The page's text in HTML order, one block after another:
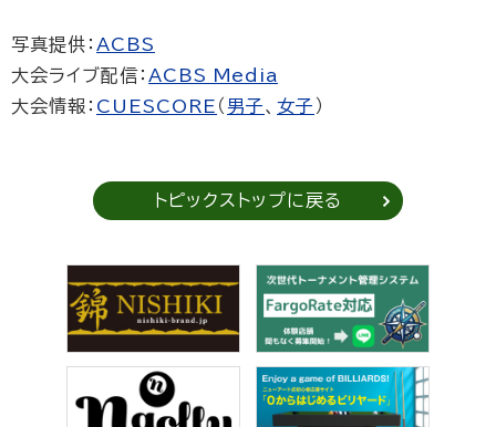
写真提供： ACBS
大会ライブ配信： ACBS Media
大会情報： CUESCORE （ 男子、 女子 ）
トピックストップに戻る